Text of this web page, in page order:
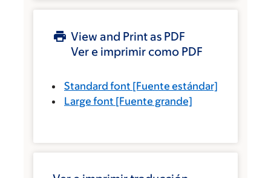
View and Print as PDF
Ver e imprimir como PDF
Standard font [Fuente estándar]
Large font [Fuente grande]